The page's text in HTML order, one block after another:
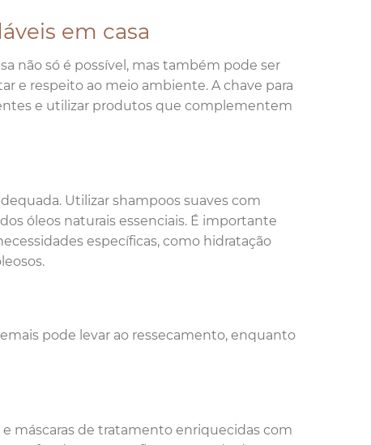
em casa
não só é possível, mas também pode ser
e respeito ao meio ambiente. A chave para
e utilizar produtos que complementem
Utilizar shampoos suaves com
óleos naturais essenciais. É importante
específicas, como hidratação
pode levar ao ressecamento, enquanto
máscaras de tratamento enriquecidas com